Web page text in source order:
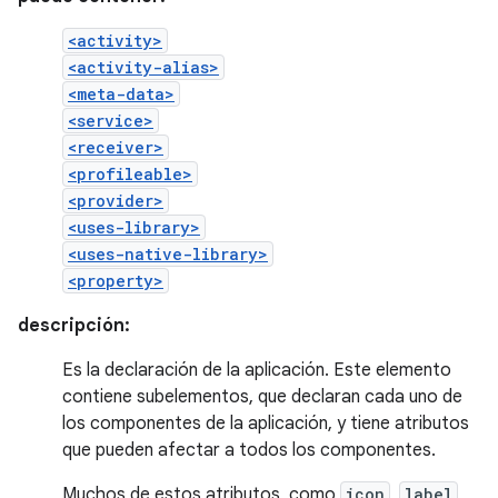
<activity>
<activity-alias>
<meta-data>
<service>
<receiver>
<profileable>
<provider>
<uses-library>
<uses-native-library>
<property>
descripción:
Es la declaración de la aplicación. Este elemento
contiene subelementos, que declaran cada uno de
los componentes de la aplicación, y tiene atributos
que pueden afectar a todos los componentes.